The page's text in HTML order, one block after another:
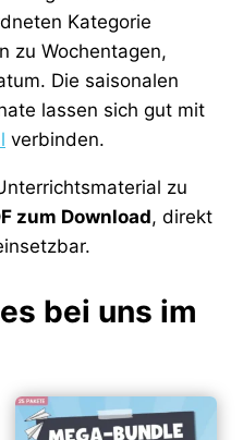
Kategorie
zu Wochentagen,
Die saisonalen
lassen sich gut mit
verbinden.
zu
zum Download, direkt
bei uns im